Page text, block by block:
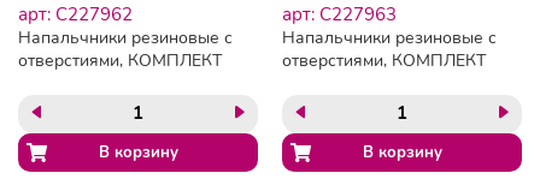
арт: C227962
Напальчники резиновые с
отверстиями, КОМПЛЕКТ
зеленые, STAFF
"EVERYDAY", 227962
арт: C227963
Напальчники резиновые с
отверстиями, КОМПЛЕКТ
зеленые, STAFF
"EVERYDAY", 227963